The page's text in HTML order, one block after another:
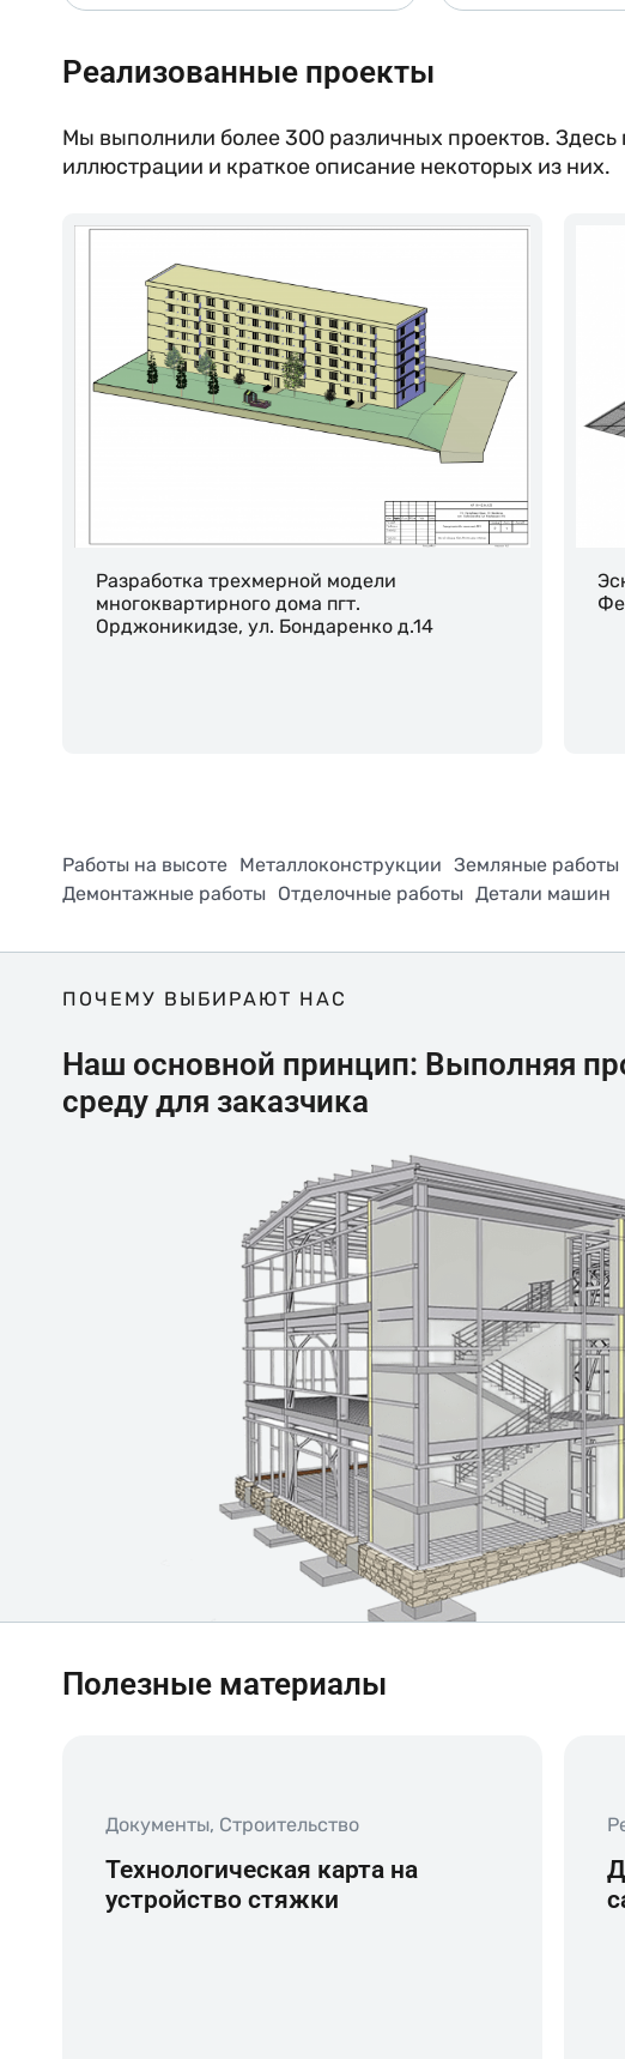
Реализованные проекты
Мы выполнили более 300 различных проектов. Здесь
иллюстрации и краткое описание некоторых из них.
Разработка трехмерной модели
многоквартирного дома пгт.
Орджоникидзе, ул. Бондаренко д.14
Работы на высоте Металлоконструкции Земляные работы
Демонтажные работы
Отделочные работы Детали машин
ПОЧЕМУ ВЫБИРАЮТ НАС
Наш основной принцип: Выполняя
среду для заказчика
Полезные материалы
Документы, Строительство
Технологическая карта на
устройство стяжки